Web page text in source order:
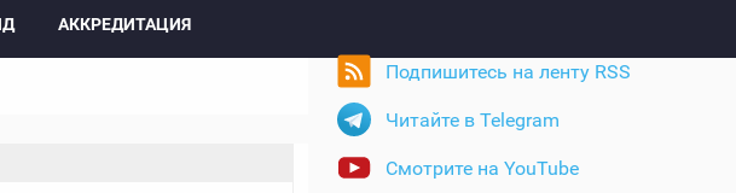
АККРЕДИТАЦИЯ
Подпишитесь на ленту RSS
Читайте в Telegram
Смотрите на YouTube